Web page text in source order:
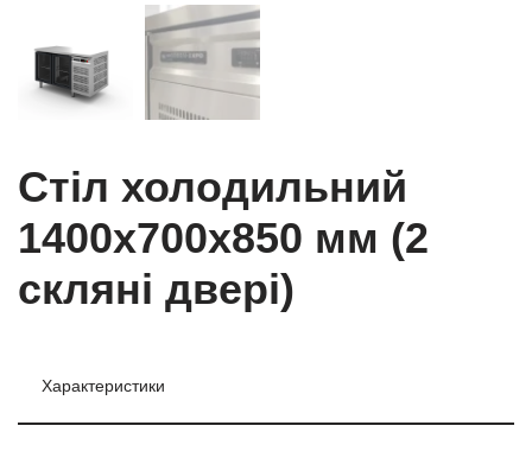
Стіл холодильний
1400x700x850 мм (2
скляні двері)
Характеристики